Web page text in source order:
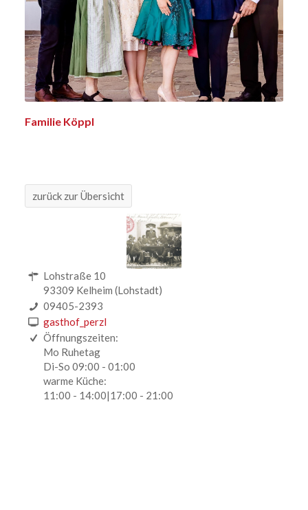
Familie Köppl
zurück zur Übersicht
Lohstraße 10
93309 Kelheim (Lohstadt)
09405-2393
gasthof_perzl
Öffnungszeiten:
Mo Ruhetag
Di-So 09:00 - 01:00
warme Küche:
11:00 - 14:00|17:00 - 21:00